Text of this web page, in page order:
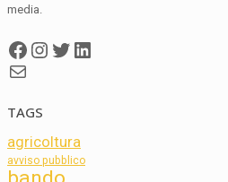
media.
Facebook
Instagram
Twitter
LinkedIn
Mail
TAGS
agricoltura
avviso pubblico